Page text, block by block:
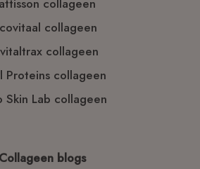
collageen
collageen
collageen
Proteins collageen
Skin Lab collageen
Collageen blogs